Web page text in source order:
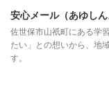
安心メール（あゆしん
佐世保市山祇町にある学
たい」との想いから、地
す。